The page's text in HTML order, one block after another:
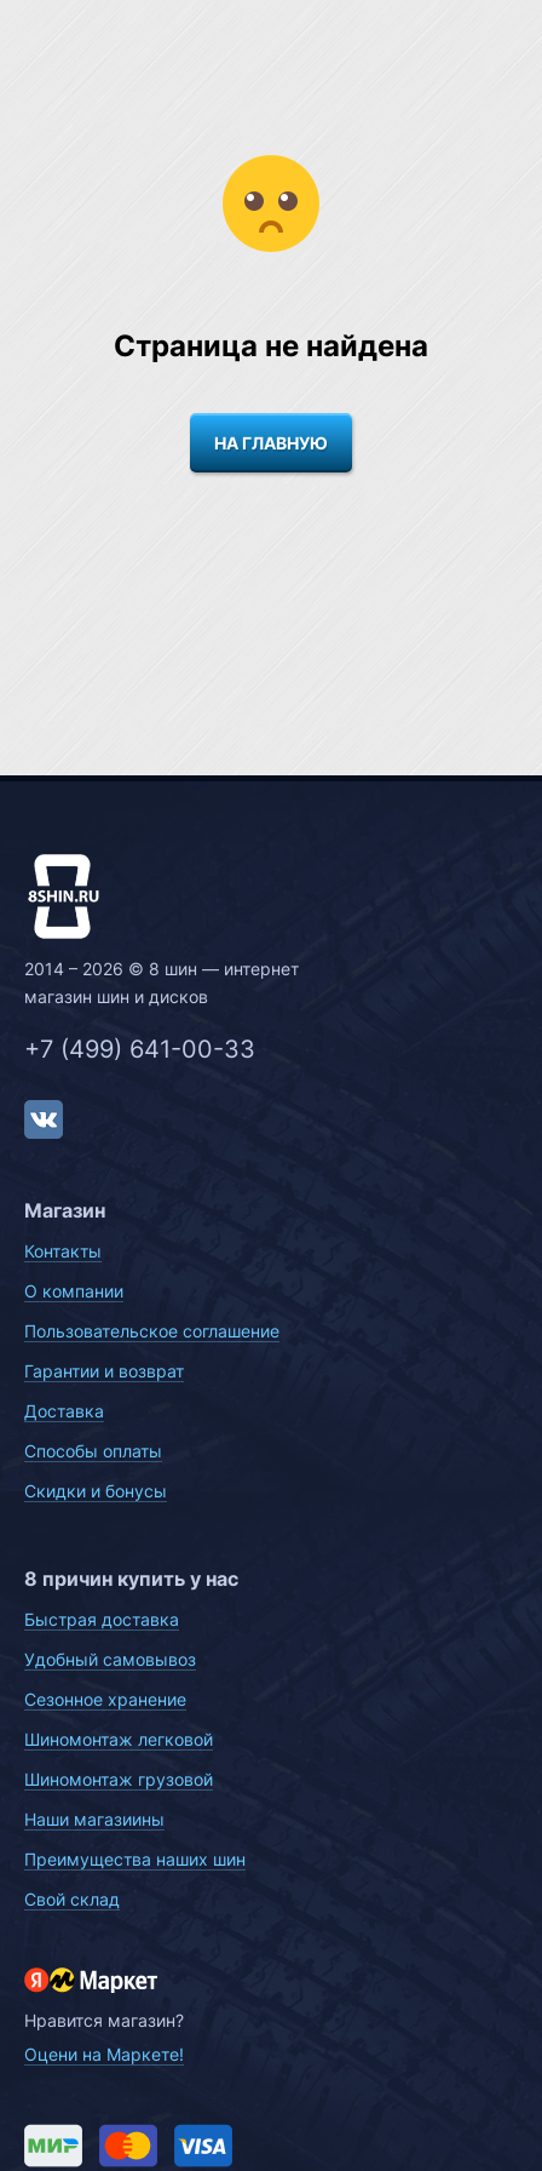
Страница не найдена
НА ГЛАВНУЮ
2014 – 2026 © 8 шин — интернет
магазин шин и дисков
+7 (499) 641-00-33
Магазин
Контакты
О компании
Пользовательское соглашение
Гарантии и возврат
Доставка
Способы оплаты
Скидки и бонусы
8 причин купить у нас
Быстрая доставка
Удобный самовывоз
Сезонное хранение
Шиномонтаж легковой
Шиномонтаж грузовой
Наши магазиины
Преимущества наших шин
Свой склад
Нравится магазин?
Оцени на Маркете!